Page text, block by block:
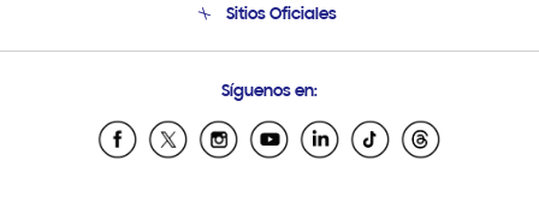
Soporte vía eMail
Sitios Oficiales
Samsung Ecuador
Samsung El Salvador
Síguenos en: